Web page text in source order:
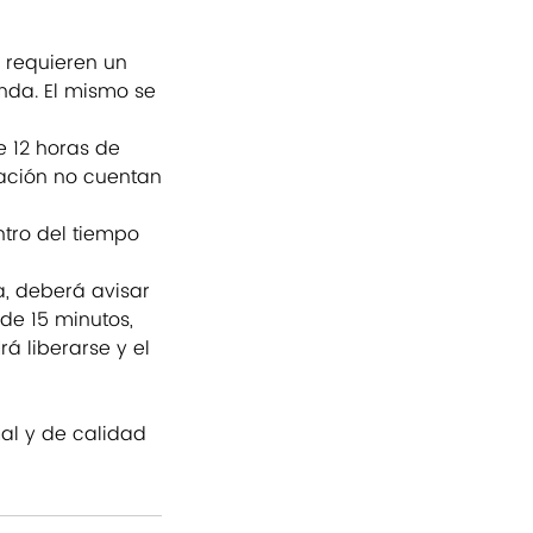
requieren un
El mismo se
horas de
no cuentan
del tiempo
deberá avisar
15 minutos,
liberarse y el
y de calidad